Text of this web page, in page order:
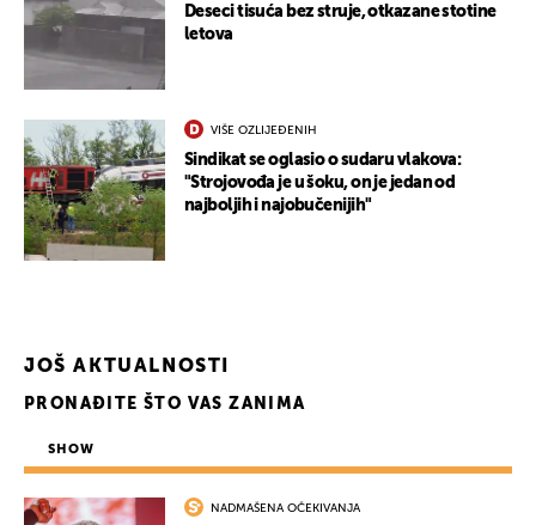
Deseci tisuća bez struje, otkazane stotine
letova
VIŠE OZLIJEĐENIH
Sindikat se oglasio o sudaru vlakova:
"Strojovođa je u šoku, on je jedan od
najboljih i najobučenijih"
JOŠ AKTUALNOSTI
PRONAĐITE ŠTO VAS ZANIMA
SHOW
NADMAŠENA OČEKIVANJA